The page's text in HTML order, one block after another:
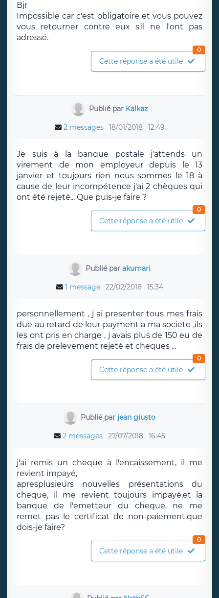
Bjr
Impossible car c'est obligatoire et vous pouvez
vous retourner contre eux s'il ne l'ont pas
adressé.
Cette réponse a été utile
0
Publié par Kalkaz
2 messages 18/01/2018 12:49
Je suis à la banque postale j'attends un
virement de mon employeur depuis le 13
janvier et toujours rien nous sommes le 18 à
cause de leur incompétence j'ai 2 chèques qui
ont été rejeté... Que puis-je faire ?
Cette réponse a été utile
0
Publié parakumari
1 message 22/02/2018 15:34
personnellement , j ai presenter tous mes frais
due au retard de leur payment a ma societe ,ils
les ont pris en charge , j avais plus de 150 eu de
frais de prelevement rejeté et cheques ...
Cette réponse a été utile
0
Publié par jean giusto
2 messages 27/07/2018 16:45
j'ai remis un cheque à l'encaissement, il me
revient impayé,
apresplusieurs nouvelles présentations du
cheque, il me revient toujours impayé,et la
banque de l'emetteur du cheque, ne me
remet pas le certificat de non-paiement.que
dois-je faire?
Cette réponse a été utile
0